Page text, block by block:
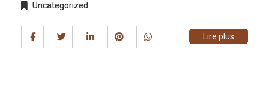
Uncategorized
Lire plus